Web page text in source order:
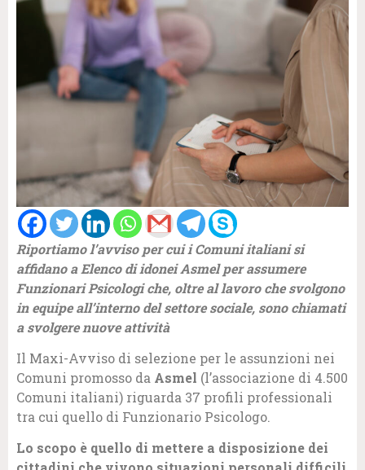
Riportiamo l’avviso per cui i Comuni italiani si
affidano a Elenco di idonei Asmel per assumere
Funzionari Psicologi che, oltre al lavoro che svolgono
in equipe all’interno del settore sociale, sono chiamati
a svolgere nuove attività
Il Maxi-Avviso di selezione per le assunzioni nei
Comuni promosso da Asmel (l’associazione di 4.500
Comuni italiani) riguarda 37 profili professionali
tra cui quello di Funzionario Psicologo.
Lo scopo è quello di mettere a disposizione dei